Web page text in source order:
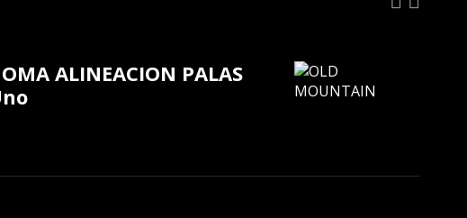
ALINEACION PALAS